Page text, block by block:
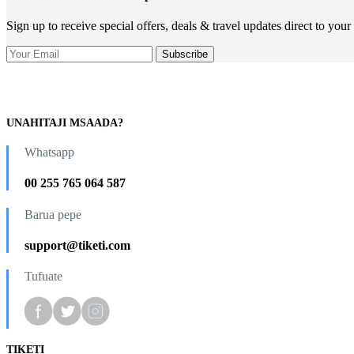
Sign up to receive special offers, deals & travel updates direct to
UNAHITAJI MSAADA?
Whatsapp
00 255 765 064 587
Barua pepe
support@tiketi.com
Tufuate
TIKETI